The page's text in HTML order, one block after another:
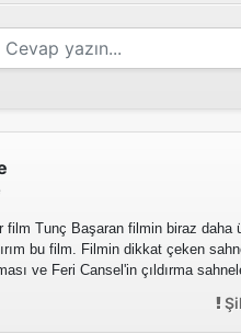
film Tunç Başaran filmin biraz daha
bu film. Filmin dikkat çeken
ve Feri Cansel'in çıldırma